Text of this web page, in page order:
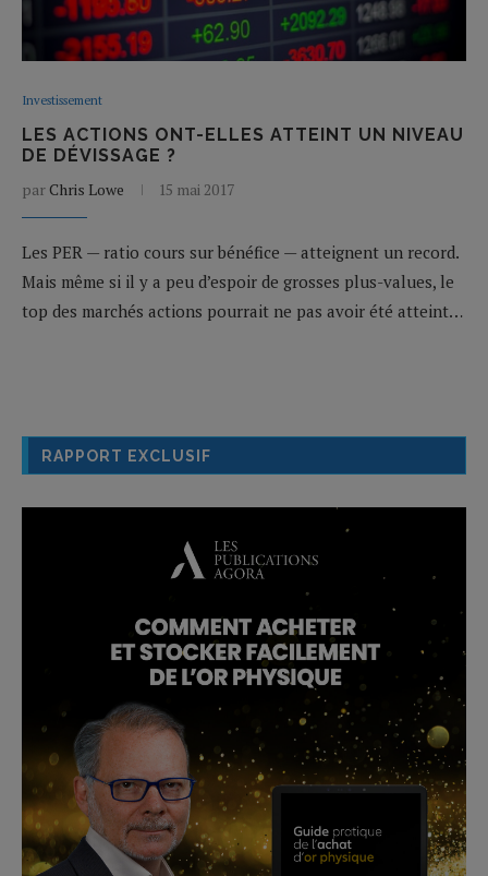
Investissement
LES ACTIONS ONT-ELLES ATTEINT UN NIVEAU
DE DÉVISSAGE ?
parChris Lowe 15 mai 2017
Les PER — ratio cours sur bénéfice — atteignent un record.
Mais même si il y a peu d’espoir de grosses plus-values, le
top des marchés actions pourrait ne pas avoir été atteint…
RAPPORT EXCLUSIF